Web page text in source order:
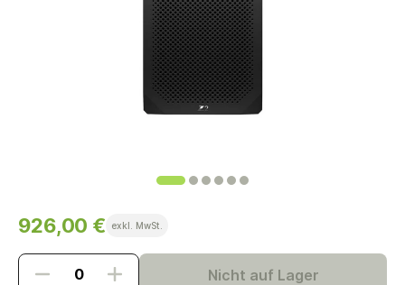
926,00 € exkl. MwSt.
Nicht auf Lager